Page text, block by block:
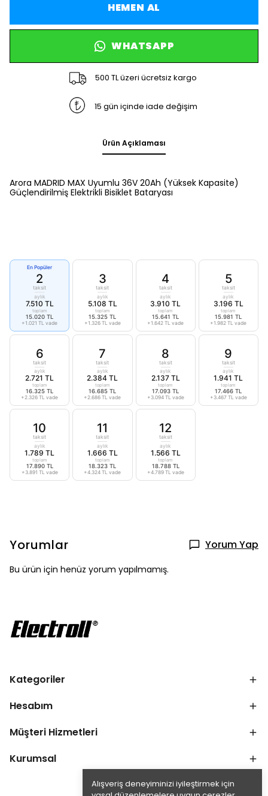
Alışveriş deneyiminizi iyileştirmek için
HEMEN AL
WHATSAPP
500 TL üzeri ücretsiz kargo
15 gün içinde iade değişim
Ürün Açıklaması
Arora MADRID MAX Uyumlu 36V 20Ah (Yüksek Kapasite)
Güçlendirilmiş Elektrikli Bisiklet Bataryası
En Popüler
2
taksit
aylık
7.510 TL
toplam
15.020 TL
+1.021 TL vade
3
taksit
aylık
5.108 TL
toplam
15.325 TL
+1.326 TL vade
4
taksit
aylık
3.910 TL
toplam
15.641 TL
+1.642 TL vade
5
taksit
aylık
3.196 TL
toplam
15.981 TL
+1.982 TL vade
6
taksit
aylık
2.721 TL
toplam
16.325 TL
+2.326 TL vade
7
taksit
aylık
2.384 TL
toplam
16.685 TL
+2.686 TL vade
8
taksit
aylık
2.137 TL
toplam
17.093 TL
+3.094 TL vade
9
taksit
aylık
1.941 TL
toplam
17.466 TL
+3.467 TL vade
10
taksit
aylık
1.789 TL
toplam
17.890 TL
+3.891 TL vade
11
taksit
aylık
1.666 TL
toplam
18.323 TL
+4.324 TL vade
12
taksit
aylık
1.566 TL
toplam
18.788 TL
+4.789 TL vade
Yorumlar Yorum Yap
Bu ürün için henüz yorum yapılmamış.
Kategoriler
Hesabım
Müşteri Hizmetleri
Kurumsal